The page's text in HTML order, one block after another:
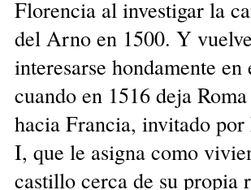
Florencia al investigar la
del Arno en 1500. Y
interesarse hondamente en
cuando en 1516 deja
hacia Francia, invitado por
I, que le asigna como
castillo cerca de su propia